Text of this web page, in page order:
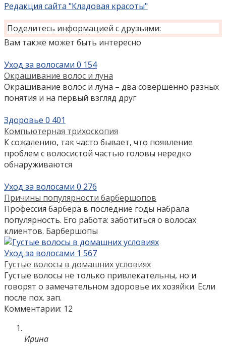
Редакция сайта "Кладовая красоты"
Поделитесь информацией с друзьями:
Вам также может быть интересно
Уход за волосами 0 154
Окрашивание волос и луна
Окрашивание волос и луна – два совершенно разных
понятия и на первый взгляд друг
Здоровье 0 401
Компьютерная трихоскопия
К сожалению, так часто бывает, что появление
проблем с волосистой частью головы нередко
обнаруживаются
Уход за волосами 0 276
Причины популярности барбершопов
Профессия барбера в последние годы набрала
популярность. Его работа: заботиться о волосах
клиентов. Барбершопы
Уход за волосами 1 567
Густые волосы в домашних условиях
Густые волосы не только привлекательны, но и
говорят о замечательном здоровье их хозяйки. Если
после пох. зап.
Комментарии: 12
Ирина